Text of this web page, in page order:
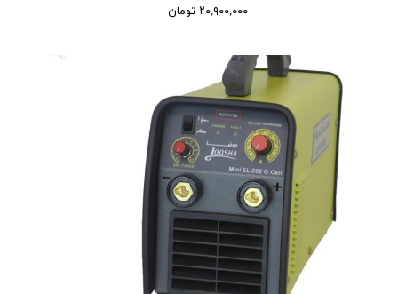
۲۰,۹۰۰,۰۰۰ تومان